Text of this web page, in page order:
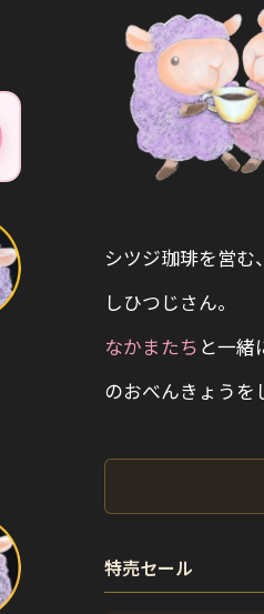
シツジ珈琲を営む
しひつじさん。
なかまたち と一緒
のおべんきょうを
特売セール